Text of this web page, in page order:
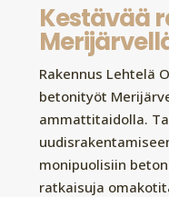
Kestävää
Rakennus Lehtelä
betonityöt
ammattitaidolla.
monipuolisiin
ratkaisuja